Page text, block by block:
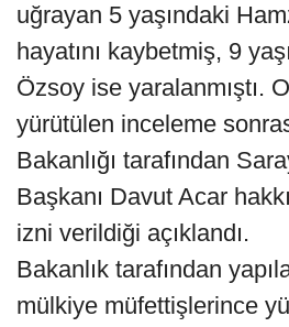
uğrayan 5 yaşındaki
hayatını kaybetmiş, 9
Özsoy ise yaralanmıştı.
yürütülen inceleme
Bakanlığı tarafından
Başkanı Davut Acar
izni verildiği açıklandı.
Bakanlık tarafından
mülkiye müfettişlerince